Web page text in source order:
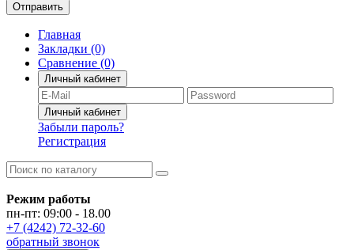
Отправить
Главная
Закладки (0)
Сравнение (0)
Личный кабинет
Забыли пароль?
Регистрация
Режим работы
пн-пт: 09:00 - 18.00
+7 (4242) 72-32-60
обратный звонок